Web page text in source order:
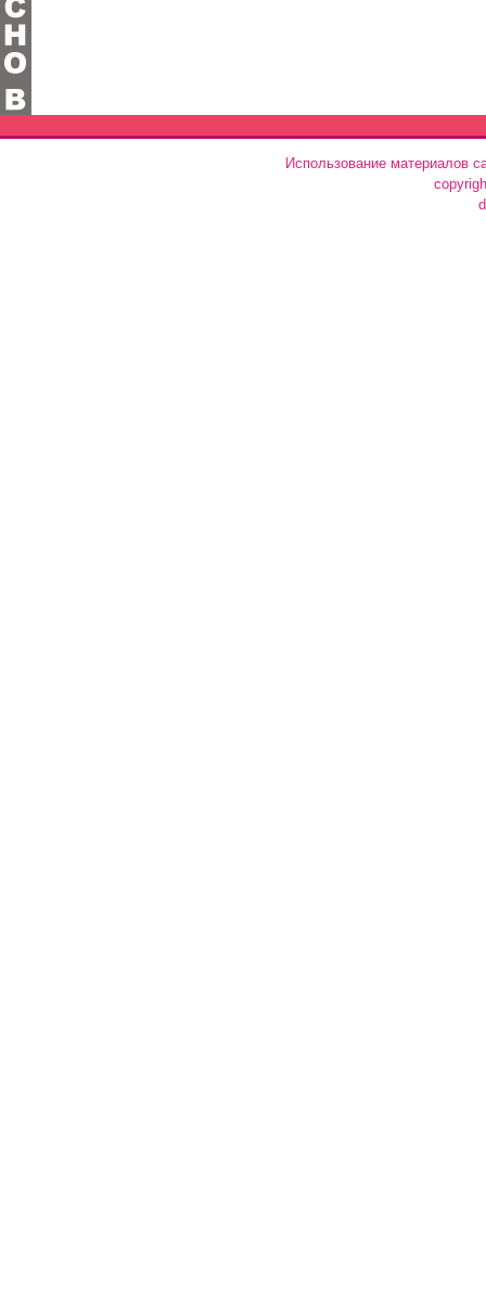
Использование материалов